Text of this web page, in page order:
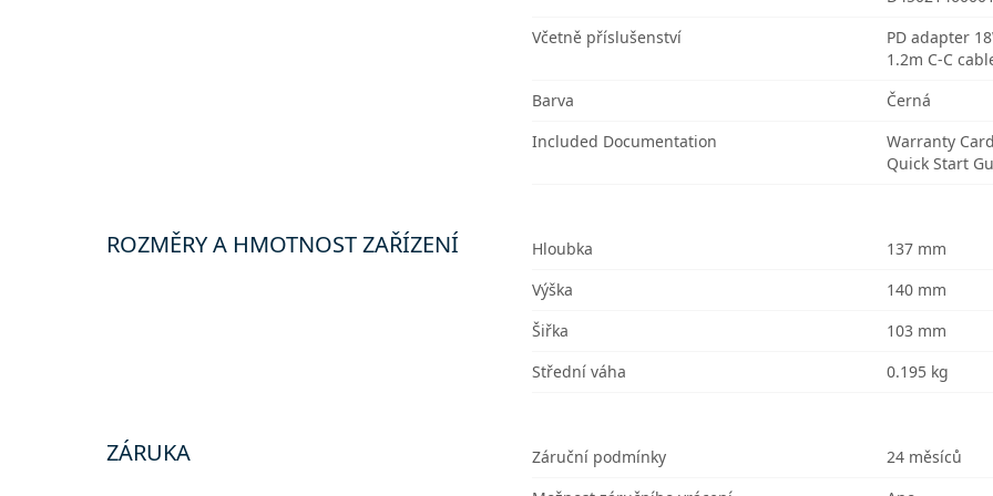
Včetně příslušenství
PD adapter
1.2m C-C
Barva
Černá
Included Documentation
Warranty Card
Quick Start
ROZMĚRY A HMOTNOST ZAŘÍZENÍ Hloubka
137 mm
Výška
140 mm
Šiřka
103 mm
Střední váha
0.195 kg
ZÁRUKA Záruční podmínky
24 měsíců